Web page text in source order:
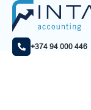
+374 94 000 446
Home
Ովքեր և ինչպես
եկամուտների